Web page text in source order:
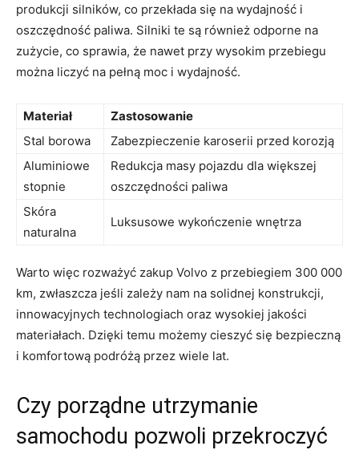
produkcji⁢ silników, co przekłada się na wydajność i
oszczędność paliwa. Silniki ⁣te są ⁣również⁣ odporne na​
zużycie, co sprawia, że⁢ nawet przy‍ wysokim przebiegu
można liczyć⁢ na pełną moc i wydajność.
Materiał
Zastosowanie
Stal ⁤borowa
Zabezpieczenie ⁢karoserii przed korozją
Aluminiowe
stopnie
Redukcja masy pojazdu dla większej
oszczędności ‌paliwa
Skóra
naturalna
Luksusowe‍ wykończenie wnętrza
Warto ‍więc rozważyć zakup Volvo z⁣ przebiegiem ​300 ⁣000
km, zwłaszcza jeśli zależy nam na solidnej konstrukcji,
innowacyjnych technologiach ⁤oraz wysokiej jakości
⁣materiałach. Dzięki temu możemy ​cieszyć się⁣ bezpieczną
i komfortową podróżą przez wiele ​lat.
Czy porządne utrzymanie
samochodu pozwoli przekroczyć